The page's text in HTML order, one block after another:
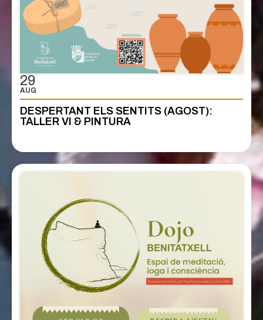
29
AUG
DESPERTANT ELS SENTITS (AGOST):
TALLER VI & PINTURA